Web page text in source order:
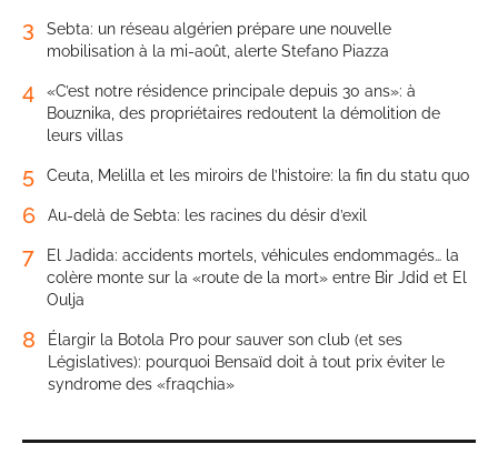
3
Sebta: un réseau algérien prépare une nouvelle
mobilisation à la mi-août, alerte Stefano Piazza
4
«C’est notre résidence principale depuis 30 ans»: à
Bouznika, des propriétaires redoutent la démolition de
leurs villas
5 Ceuta, Melilla et les miroirs de l’histoire: la fin du statu quo
6 Au-delà de Sebta: les racines du désir d’exil
7
El Jadida: accidents mortels, véhicules endommagés… la
colère monte sur la «route de la mort» entre Bir Jdid et El
Oulja
8
Élargir la Botola Pro pour sauver son club (et ses
Législatives): pourquoi Bensaïd doit à tout prix éviter le
syndrome des «fraqchia»